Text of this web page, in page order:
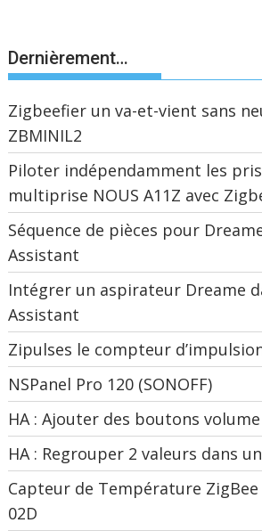
Dernièrement…
Zigbeefier un va-et-vient sans
ZBMINIL2
Piloter indépendamment les
multiprise NOUS A11Z avec
Séquence de pièces pour
Assistant
Intégrer un aspirateur Dreame
Assistant
Zipulses le compteur
NSPanel Pro 120 (SONOFF)
HA : Ajouter des boutons
HA : Regrouper 2 valeurs dans
Capteur de Température ZigBee
02D